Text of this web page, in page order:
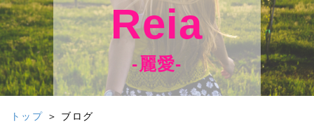
Reia
-麗愛-
トップ ＞ ブログ